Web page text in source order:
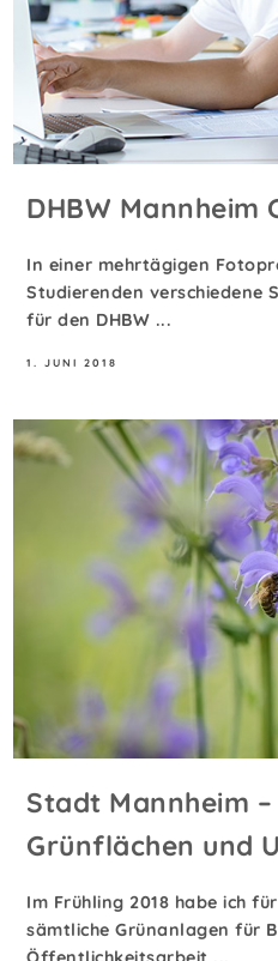
DHBW Mannheim
In einer mehrtägigen
Studierenden verschiedene
für den DHBW ...
1. JUNI 2018
Stadt Mannheim
Grünflächen und
Im Frühling 2018 habe ich
sämtliche Grünanlagen für